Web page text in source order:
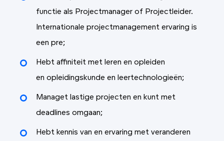
functie als Projectmanager of Projectleider.
Internationale projectmanagement ervaring is
een pre;
Hebt affiniteit met leren en opleiden
en opleidingskunde en leertechnologieën;
Managet lastige projecten en kunt met
deadlines omgaan;
Hebt kennis van en ervaring met veranderen